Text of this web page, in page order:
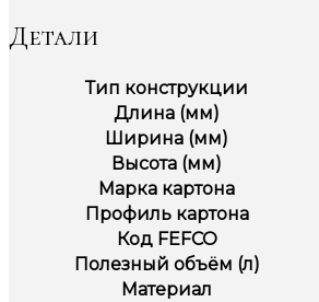
Детали
Тип конструкции
Длина (мм)
Ширина (мм)
Высота (мм)
Марка картона
Профиль картона
Код FEFCO
Полезный объём (л)
Материал